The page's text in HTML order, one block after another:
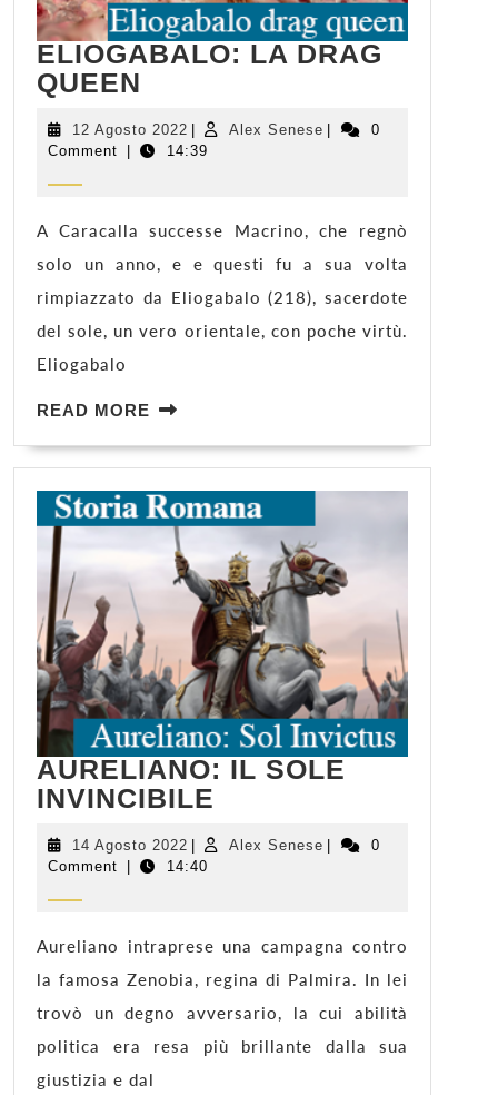
ELIOGABALO: LA DRAG
QUEEN
DRAG
QUEEN
12 Agosto 2022 12
Agosto
Alex Senese Alex
0
Comment
14:39
A Caracalla successe Macrino, che regnò
solo un anno, e e questi fu a sua volta
rimpiazzato da Eliogabalo (218), sacerdote
del sole, un vero orientale, con poche virtù.
Eliogabalo
READ MORE READ
AURELIANO: IL SOLE
INVINCIBILE
SOLE
14 Agosto 2022 14
Agosto
Alex Senese Alex
0
Comment
14:40
Aureliano intraprese una campagna contro
la famosa Zenobia, regina di Palmira. In lei
trovò un degno avversario, la cui abilità
politica era resa più brillante dalla sua
giustizia e dal